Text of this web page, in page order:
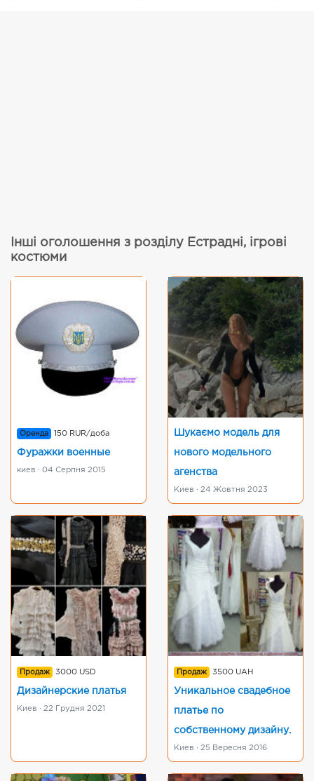
Інші оголошення з розділу Естрадні, ігрові
костюми
Оренда 150 RUR/доба
Фуражки военные
киев · 04 Серпня 2015
Шукаємо модель для
нового модельного
агенства
Киев · 24 Жовтня 2023
Продаж 3000 USD
Дизайнерские платья
Киев · 22 Грудня 2021
Продаж 3500 UAH
Уникальное свадебное
платье по
собственному дизайну.
Киев · 25 Вересня 2016